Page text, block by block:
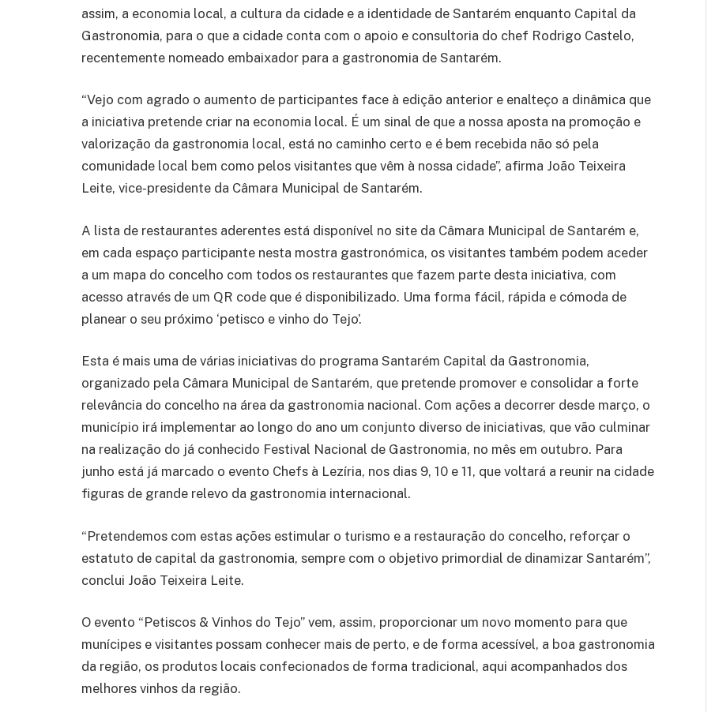
assim, a economia local, a cultura da cidade e a identidade de Santarém enquanto Capital da
Gastronomia, para o que a cidade conta com o apoio e consultoria do chef Rodrigo Castelo,
recentemente nomeado embaixador para a gastronomia de Santarém.
“Vejo com agrado o aumento de participantes face à edição anterior e enalteço a dinâmica que
a iniciativa pretende criar na economia local. É um sinal de que a nossa aposta na promoção e
valorização da gastronomia local, está no caminho certo e é bem recebida não só pela
comunidade local bem como pelos visitantes que vêm à nossa cidade”, afirma João Teixeira
Leite, vice-presidente da Câmara Municipal de Santarém.
A lista de restaurantes aderentes está disponível no site da Câmara Municipal de Santarém e,
em cada espaço participante nesta mostra gastronómica, os visitantes também podem aceder
a um mapa do concelho com todos os restaurantes que fazem parte desta iniciativa, com
acesso através de um QR code que é disponibilizado. Uma forma fácil, rápida e cómoda de
planear o seu próximo ‘petisco e vinho do Tejo’.
Esta é mais uma de várias iniciativas do programa Santarém Capital da Gastronomia,
organizado pela Câmara Municipal de Santarém, que pretende promover e consolidar a forte
relevância do concelho na área da gastronomia nacional. Com ações a decorrer desde março, o
município irá implementar ao longo do ano um conjunto diverso de iniciativas, que vão culminar
na realização do já conhecido Festival Nacional de Gastronomia, no mês em outubro. Para
junho está já marcado o evento Chefs à Lezíria, nos dias 9, 10 e 11, que voltará a reunir na cidade
figuras de grande relevo da gastronomia internacional.
“Pretendemos com estas ações estimular o turismo e a restauração do concelho, reforçar o
estatuto de capital da gastronomia, sempre com o objetivo primordial de dinamizar Santarém”,
conclui João Teixeira Leite.
O evento “Petiscos & Vinhos do Tejo” vem, assim, proporcionar um novo momento para que
munícipes e visitantes possam conhecer mais de perto, e de forma acessível, a boa gastronomia
da região, os produtos locais confecionados de forma tradicional, aqui acompanhados dos
melhores vinhos da região.